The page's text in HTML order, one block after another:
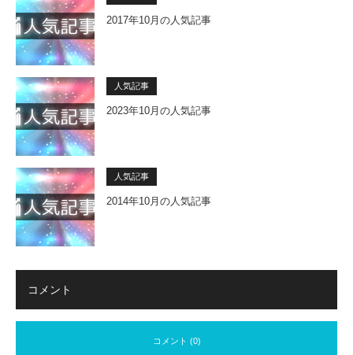
2017年10月の人気記事
人気記事
2023年10月の人気記事
人気記事
2014年10月の人気記事
コメント
コメント (0)